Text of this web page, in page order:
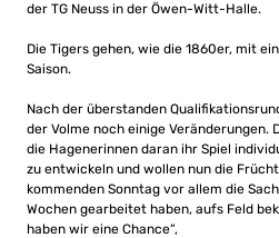
der TG Neuss in der Öwen-Witt-Halle.
Die Tigers gehen, wie die 1860er, mit
Saison.
Nach der überstanden
der Volme noch einige Veränderungen.
die Hagenerinnen daran ihr Spiel
zu entwickeln und wollen nun die
kommenden Sonntag vor allem die
Wochen gearbeitet haben, aufs Feld
haben wir eine Chance“,